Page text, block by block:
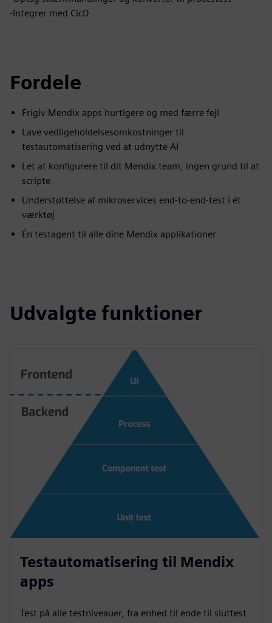
-Integrer med CicD
Fordele
Frigiv Mendix apps hurtigere og med færre fejl
Lave vedligeholdelsesomkostninger til
testautomatisering ved at udnytte AI
Let at konfigurere til dit Mendix team, ingen grund til at
scripte
Understøttelse af mikroservices end-to-end-test i ét
værktøj
Én testagent til alle dine Mendix applikationer
Udvalgte funktioner
Testautomatisering til Mendix
apps
Test på alle testniveauer, fra enhed til ende til sluttest